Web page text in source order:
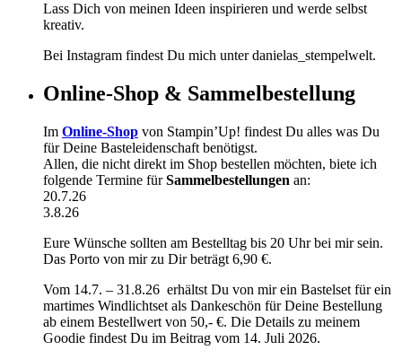
Lass Dich von meinen Ideen inspirieren und werde selbst
kreativ.
Bei Instagram findest Du mich unter danielas_stempelwelt.
Online-Shop & Sammelbestellung
Im Online-Shop von Stampin’Up! findest Du alles was Du
für Deine Basteleidenschaft benötigst.
Allen, die nicht direkt im Shop bestellen möchten, biete ich
folgende Termine fürSammelbestellungen an:
20.7.26
3.8.26
Eure Wünsche sollten am Bestelltag bis 20 Uhr bei mir sein.
Das Porto von mir zu Dir beträgt 6,90 €.
Vom 14.7. – 31.8.26 erhältst Du von mir ein Bastelset für ein
martimes Windlichtset als Dankeschön für Deine Bestellung
ab einem Bestellwert von 50,- €. Die Details zu meinem
Goodie findest Du im Beitrag vom 14. Juli 2026.